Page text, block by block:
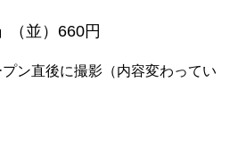
（並）660円
ン直後に撮影（内容変わってい